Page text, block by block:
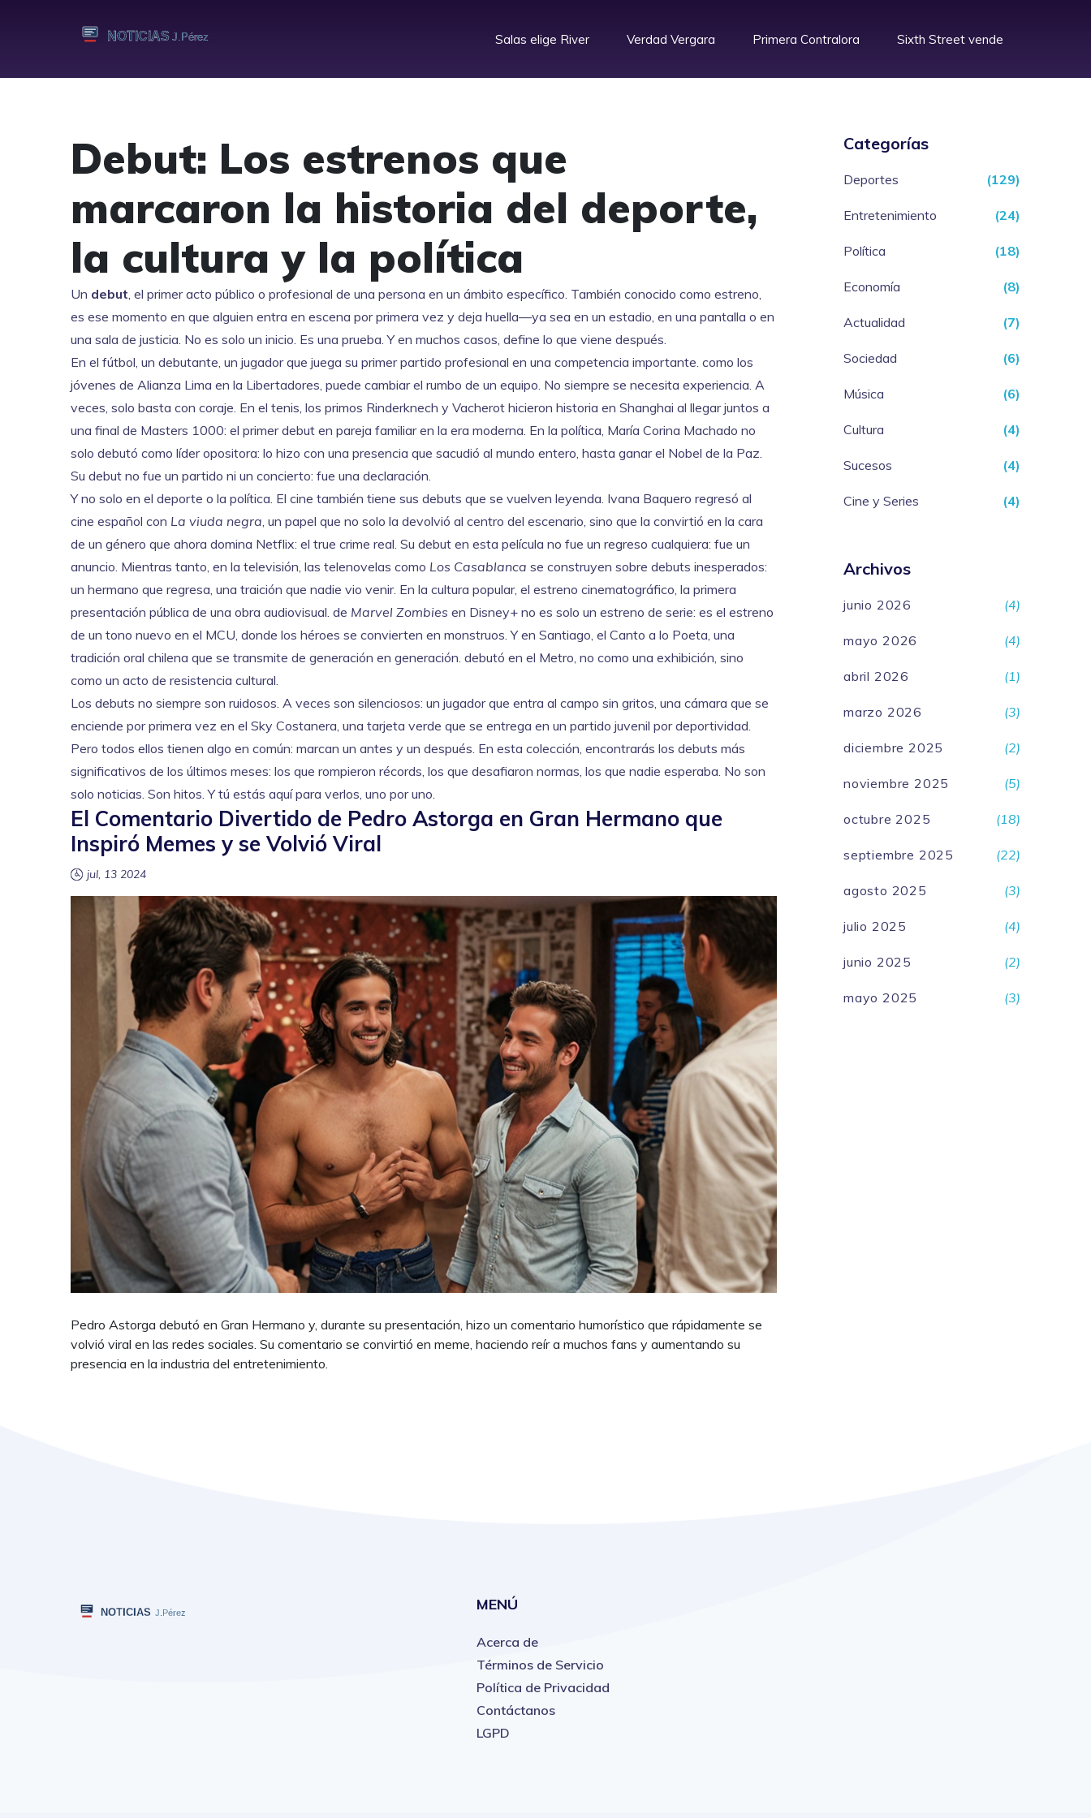
Salas elige River Verdad Vergara Primera Contralora Sixth Street vende
Debut: Los estrenos que
marcaron la historia del deporte,
la cultura y la política
Un debut, el primer acto público o profesional de una persona en un ámbito específico. También conocido como estreno,
es ese momento en que alguien entra en escena por primera vez y deja huella—ya sea en un estadio, en una pantalla o en
una sala de justicia. No es solo un inicio. Es una prueba. Y en muchos casos, define lo que viene después.
En el fútbol, un debutante, un jugador que juega su primer partido profesional en una competencia importante. como los
jóvenes de Alianza Lima en la Libertadores, puede cambiar el rumbo de un equipo. No siempre se necesita experiencia. A
veces, solo basta con coraje. En el tenis, los primos Rinderknech y Vacherot hicieron historia en Shanghai al llegar juntos a
una final de Masters 1000: el primer debut en pareja familiar en la era moderna. En la política, María Corina Machado no
solo debutó como líder opositora: lo hizo con una presencia que sacudió al mundo entero, hasta ganar el Nobel de la Paz.
Su debut no fue un partido ni un concierto: fue una declaración.
Y no solo en el deporte o la política. El cine también tiene sus debuts que se vuelven leyenda. Ivana Baquero regresó al
cine español con La viuda negra, un papel que no solo la devolvió al centro del escenario, sino que la convirtió en la cara
de un género que ahora domina Netflix: el true crime real. Su debut en esta película no fue un regreso cualquiera: fue un
anuncio. Mientras tanto, en la televisión, las telenovelas como Los Casablanca se construyen sobre debuts inesperados:
un hermano que regresa, una traición que nadie vio venir. En la cultura popular, el estreno cinematográfico, la primera
presentación pública de una obra audiovisual. de Marvel Zombies en Disney+ no es solo un estreno de serie: es el estreno
de un tono nuevo en el MCU, donde los héroes se convierten en monstruos. Y en Santiago, el Canto a lo Poeta, una
tradición oral chilena que se transmite de generación en generación. debutó en el Metro, no como una exhibición, sino
como un acto de resistencia cultural.
Los debuts no siempre son ruidosos. A veces son silenciosos: un jugador que entra al campo sin gritos, una cámara que se
enciende por primera vez en el Sky Costanera, una tarjeta verde que se entrega en un partido juvenil por deportividad.
Pero todos ellos tienen algo en común: marcan un antes y un después. En esta colección, encontrarás los debuts más
significativos de los últimos meses: los que rompieron récords, los que desafiaron normas, los que nadie esperaba. No son
solo noticias. Son hitos. Y tú estás aquí para verlos, uno por uno.
El Comentario Divertido de Pedro Astorga en Gran Hermano que
Inspiró Memes y se Volvió Viral
jul, 13 2024
Pedro Astorga debutó en Gran Hermano y, durante su presentación, hizo un comentario humorístico que rápidamente se
volvió viral en las redes sociales. Su comentario se convirtió en meme, haciendo reír a muchos fans y aumentando su
presencia en la industria del entretenimiento.
Categorías
Deportes (129)
Entretenimiento (24)
Política (18)
Economía (8)
Actualidad (7)
Sociedad (6)
Música (6)
Cultura (4)
Sucesos (4)
Cine y Series (4)
Archivos
junio 2026 (4)
mayo 2026 (4)
abril 2026 (1)
marzo 2026 (3)
diciembre 2025 (2)
noviembre 2025 (5)
octubre 2025 (18)
septiembre 2025 (22)
agosto 2025 (3)
julio 2025 (4)
junio 2025 (2)
mayo 2025 (3)
MENÚ
Acerca de
Términos de Servicio
Política de Privacidad
Contáctanos
LGPD